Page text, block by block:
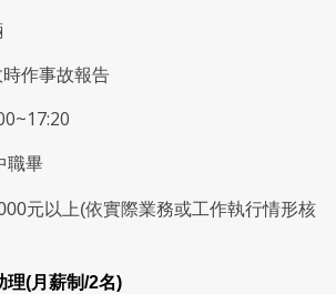
作事故報告
職畢
元以上(依實際業務或工作執行情形核
理(月薪制/2名)